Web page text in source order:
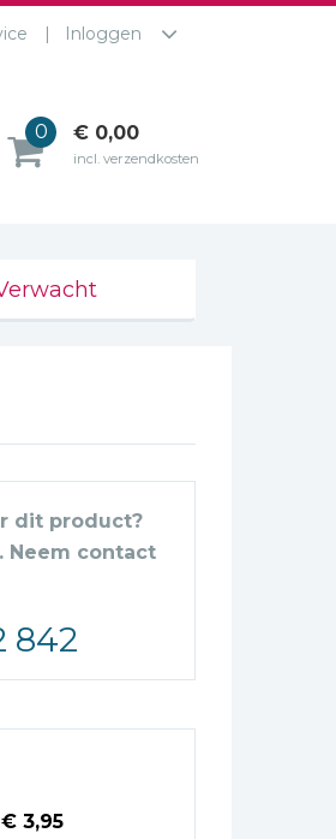
Inloggen
0 € 0,00
incl. verzendkosten
dit product?
Neem contact
842
3,95